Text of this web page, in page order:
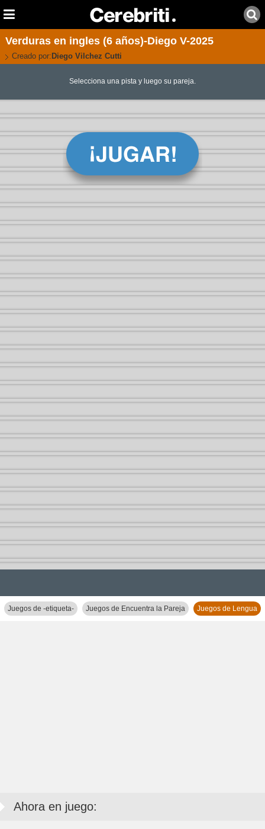
Verduras en ingles (6 años)-Diego V-2025
Creado por: Diego Vilchez Cutti
Selecciona una pista y luego su pareja.
Juegos de -etiqueta- Juegos de Encuentra la Pareja Juegos de Lengua
Ahora en juego: